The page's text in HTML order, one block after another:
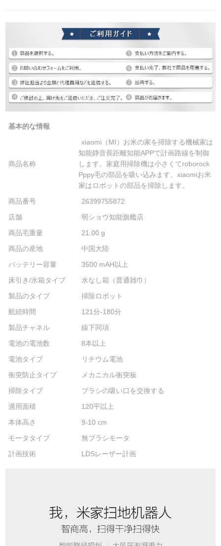
基本的な情報
商品名称
xiaomi（MI）お米の家を掃除する機械家は
知能静音長距離知能APPで計画路線を制御
します。家庭用掃除機は小さくてroborock
Pppy毛の部品を吸い込みます。xiaomiお米
家はロボットの部品を掃除します。
商品番号
26399755872
店舗
明ショウ知能旗艦店
商品毛重量
21.00 g
商品の産地
中国大陸
バッテリー容量
3500 mAH以上
床引き/水箱タイプ
水なし箱（普通雑巾）
製品のタイプ
掃除ロボット
航続時間
121分-180分
製品チャネル
線下同項
電池の電池数
8本以上
電池タイプ
リチウム電池
衝突防止タイプ
メカニカル衝突板
掃除タイプ
ブラシの吸い口を交換する
適用面積
120平以上
本体高さ
9-10 cm
モータタイプ
無ブラシモータ
計画技術
LDSレーザー計画